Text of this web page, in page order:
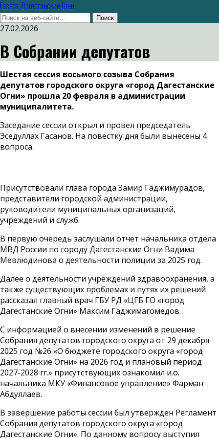
Газета Дагестанские Огни
27.02.2026
В Собрании депутатов
Шестая сессия восьмого созыва Собрания
депутатов городского округа «город Дагестанские
Огни» прошла 20 февраля в администрации
муниципалитета.
Заседание сессии открыл и провел председатель
Эседуллах Гасанов. На повестку дня были вынесены 4
вопроса.
Присутствовали глава города Замир Гаджимурадов,
представители городской администрации,
руководители муниципальных организаций,
учреждений и служб.
В первую очередь заслушали отчет начальника отдела
МВД России по городу Дагестанские Огни Вадима
Мевлюдинова о деятельности полиции за 2025 год.
Далее о деятельности учреждений здравоохранения, а
также существующих проблемах и путях их решений
рассказал главный врач ГБУ РД «ЦГБ ГО «город
Дагестанские Огни» Максим Гаджимагомедов.
С информацией о внесении изменений в решение
Собрания депутатов городского округа от 29 декабря
2025 год №26 «О бюджете городского округа «город
Дагестанские Огни» на 2026 год и плановый период
2027-2028 гг.» присутствующих ознакомил и.о.
начальника МКУ «Финансовое управление» Фарман
Абдуллаев.
В завершение работы сессии был утвержден Регламент
Собрания депутатов городского округа «город
Дагестанские Огни». По данному вопросу выступил